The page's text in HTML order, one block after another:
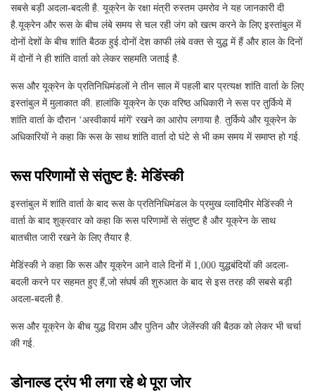
सबसे बड़ी अदला-बदली है. यूक्रेन के रक्षा मंत्री रुस्‍तम उमरोव ने यह जानकारी दी
है.यूक्रेन और रूस के बीच लंबे समय से चल रही जंग को खत्म करने के लिए इस्तांबुल में
दोनों देशों के बीच शांति बैठक हुई.दोनों देश काफी लंबे वक्‍त से युद्ध में हैं और हाल के दिनों
में दोनों ने ही शांति वार्ता को लेकर सहमति जताई है.
रूस और यूक्रेन के प्रतिनिधिमंडलों ने तीन साल में पहली बार प्रत्यक्ष शांति वार्ता के लिए
इस्तांबुल में मुलाकात की. हालांकि यूक्रेन के एक वरिष्ठ अधिकारी ने रूस पर तुर्किये में
शांति वार्ता के दौरान ‘अस्वीकार्य मांगें' रखने का आरोप लगाया है. तुर्किये और यूक्रेन के
अधिकारियों ने कहा कि रूस के साथ शांति वार्ता दो घंटे से भी कम समय में समाप्त हो गई.
रूस परिणामों से संतुष्‍ट है: मेडिंंस्‍की
इस्तांबुल में शांति वार्ता के बाद रूस के प्रतिनिधिमंडल के प्रमुख व्लादिमीर मेडिंस्की ने
वार्ता के बाद शुक्रवार को कहा कि रूस परिणामों से संतुष्ट है और यूक्रेन के साथ
बातचीत जारी रखने के लिए तैयार है.
मेडिंस्की ने कहा कि रूस और यूक्रेन आने वाले दिनों में 1,000 युद्धबंदियों की अदला-
बदली करने पर सहमत हुए हैं,जो संघर्ष की शुरुआत के बाद से इस तरह की सबसे बड़ी
अदला-बदली है.
रूस और यूक्रेन के बीच युद्ध विराम और पुतिन और जेलेंस्‍की की बैठक को लेकर भी चर्चा
की गई.
डोनाल्‍ड ट्रंप भी लगा रहे थे पूरा जोर